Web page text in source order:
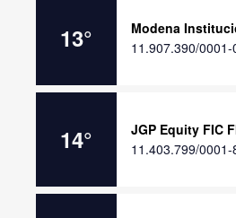
13°
Modena
11.907.390/0001-
14°
JGP Equity FIC
11.403.799/0001-